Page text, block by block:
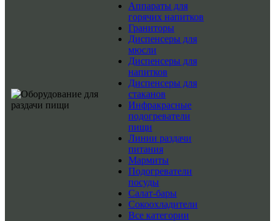
Аппараты для
горячих напитков
Граниторы
Диспенсеры для
мюсли
Диспенсеры для
напитков
Диспенсеры для
стаканов
Инфракрасные
подогреватели
пищи
Линии раздачи
питания
Мармиты
Подогреватели
посуды
Салат-бары
Сокоохладители
Все категории